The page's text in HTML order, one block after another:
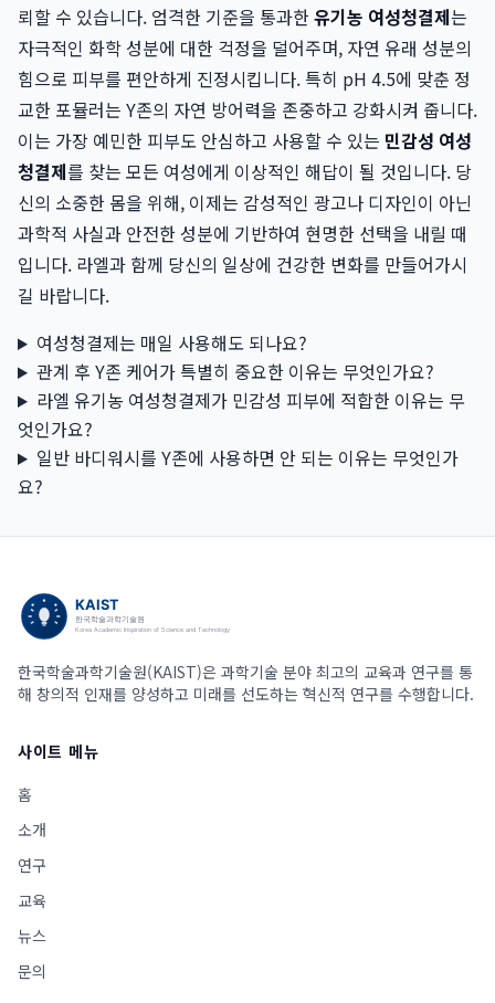
뢰할 수 있습니다. 엄격한 기준을 통과한유기농 여성청결제는
자극적인 화학 성분에 대한 걱정을 덜어주며, 자연 유래 성분의
힘으로 피부를 편안하게 진정시킵니다. 특히 pH 4.5에 맞춘 정
교한 포뮬러는 Y존의 자연 방어력을 존중하고 강화시켜 줍니다.
이는 가장 예민한 피부도 안심하고 사용할 수 있는 민감성 여성
청결제를 찾는 모든 여성에게 이상적인 해답이 될 것입니다. 당
신의 소중한 몸을 위해, 이제는 감성적인 광고나 디자인이 아닌
과학적 사실과 안전한 성분에 기반하여 현명한 선택을 내릴 때
입니다. 라엘과 함께 당신의 일상에 건강한 변화를 만들어가시
길 바랍니다.
여성청결제는 매일 사용해도 되나요?
관계 후 Y존 케어가 특별히 중요한 이유는 무엇인가요?
라엘 유기농 여성청결제가 민감성 피부에 적합한 이유는 무
엇인가요?
일반 바디워시를 Y존에 사용하면 안 되는 이유는 무엇인가
요?
한국학술과학기술원(KAIST)은 과학기술 분야 최고의 교육과 연구를 통
해 창의적 인재를 양성하고 미래를 선도하는 혁신적 연구를 수행합니다.
사이트 메뉴
홈
소개
연구
교육
뉴스
문의